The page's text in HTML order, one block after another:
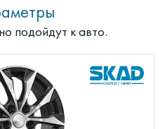
подойдут к авто.